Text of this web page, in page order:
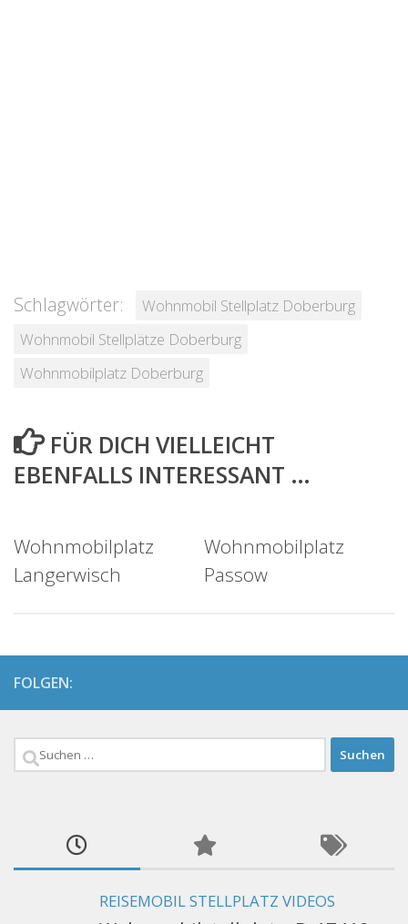
Schlagwörter:
Wohnmobil Stellplatz Doberburg
Wohnmobil Stellplätze Doberburg
Wohnmobilplatz Doberburg
FÜR DICH VIELLEICHT
EBENFALLS INTERESSANT …
Wohnmobilplatz
Langerwisch
Wohnmobilplatz
Passow
FOLGEN:
Suchen
REISEMOBIL STELLPLATZ VIDEOS